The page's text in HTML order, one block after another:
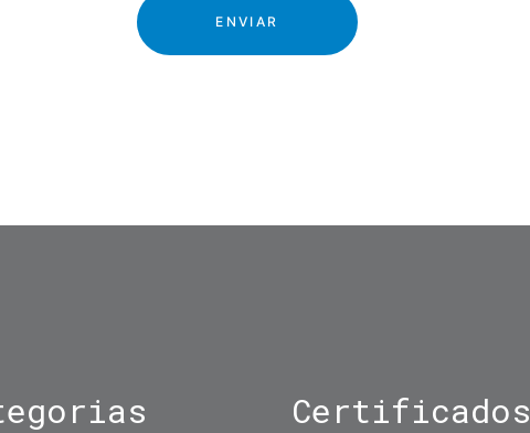
Certificados